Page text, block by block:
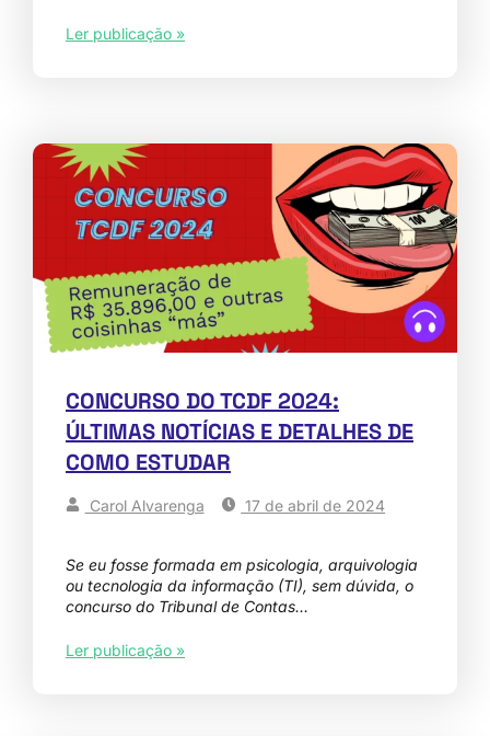
Ler publicação »
CONCURSO DO TCDF 2024:
ÚLTIMAS NOTÍCIAS E DETALHES DE
COMO ESTUDAR
Carol Alvarenga 17 de abril de 2024
Se eu fosse formada em psicologia, arquivologia
ou tecnologia da informação (TI), sem dúvida, o
concurso do Tribunal de Contas…
Ler publicação »